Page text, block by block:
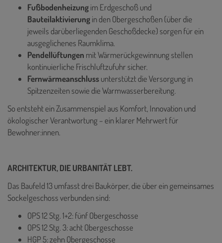
Fußbodenheizungim Erdgeschoß und
Bauteilaktivierungin den Obergeschoßen (über die
jeweils darüberliegenden Geschoßdecke) sorgen für ein
ausgeglichenes Raumklima.
Pendellüftungen mit Wärmerückgewinnung stellen
kontinuierliche Frischluftzufuhr sicher.
Fernwärmeanschlussunterstützt die Versorgung in
Spitzenzeiten sowie die Warmwasserbereitung.
So entsteht ein Zusammenspiel aus Komfort, Innovation und
ökologischer Verantwortung – ein klarer Mehrwert für
Bewohner:innen.
ARCHITEKTUR, DIE URBANITÄT LEBT.
Das Baufeld 13 umfasst drei Baukörper, die über ein gemeinsames
Sockelgeschoss verbunden sind:
OPS 12 Stg. 1+2: fünf Obergeschosse
OPS 12 Stg. 3: acht Obergeschosse
HGP 5: zehn Obergeschosse